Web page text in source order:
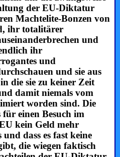
der EU-Diktatur
Machtelite-Bonzen von
ihr totalitärer
und
ihr
und
und sie aus
die sie zu keiner Zeit
damit niemals vom
worden sind. Die
einen Besuch im
kein Geld mehr
und dass es fast keine
die wiegen faktisch